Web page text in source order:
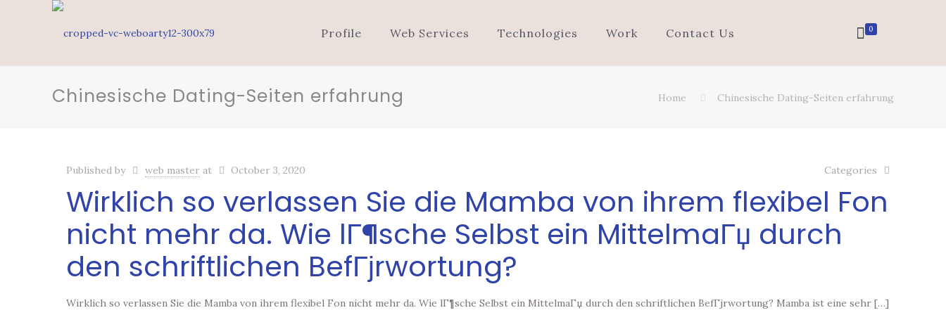
Profile Web Services Technologies Work Contact Us 0
Chinesische Dating-Seiten erfahrung Home Chinesische Dating-Seiten erfahrung
Published by web master at October 3, 2020 Categories
Wirklich so verlassen Sie die Mamba von ihrem flexibel Fon
nicht mehr da. Wie lГ¶sche Selbst ein MittelmaГџ durch
den schriftlichen BefГјrwortung?
Wirklich so verlassen Sie die Mamba von ihrem flexibel Fon nicht mehr da. Wie lГ¶sche Selbst ein MittelmaГџ durch den schriftlichen BefГјrwortung? Mamba ist eine sehr […]